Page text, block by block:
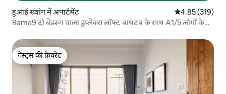
हुआई ख्वांग में अपार्टमेंट औसत रेटिंग 5 में से
4.85 (319)
Rama9 दो बेडरूम वाला डुप्लेक्स लॉफ्ट बाथटब के साथ A1/5 लोगों के
पास
गेस्ट्स की फ़ेवरेट
गेस्ट्स की फ़ेवरेट